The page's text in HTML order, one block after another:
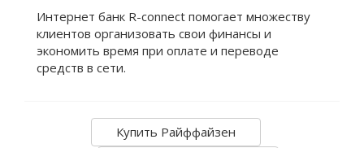
Интернет банк R-connect помогает множеству
клиентов организовать свои финансы и
экономить время при оплате и переводе
средств в сети.
Купить Райффайзен